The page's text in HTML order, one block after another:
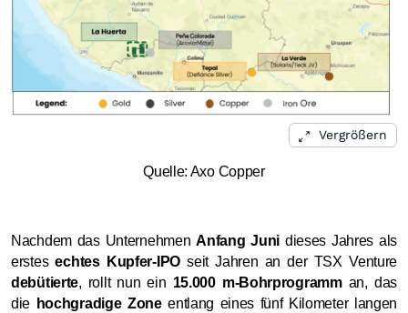
Vergrößern
Quelle: Axo Copper
Nachdem das UnternehmenAnfang Juni dieses Jahres als
erstesechtes Kupfer‑IPO seit Jahren an der TSX Venture
debütierte, rollt nun ein 15.000 m‑Bohrprogramm an, das
die hochgradige Zoneentlang eines fünf Kilometer langen